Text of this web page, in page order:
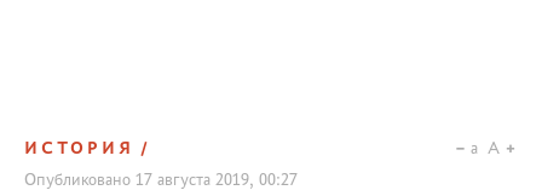
ИСТОРИЯ
Опубликовано 17 августа 2019, 00:27
a A